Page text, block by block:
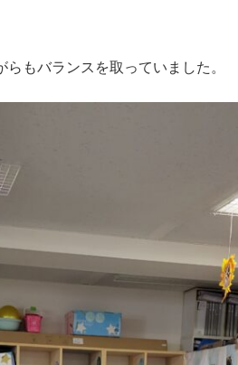
もバランスを取っていました。